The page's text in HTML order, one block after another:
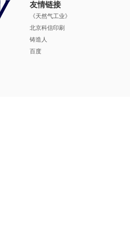
友情链接
《天然气工业》
北京科信印刷
铸造人
百度